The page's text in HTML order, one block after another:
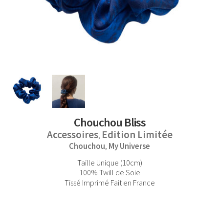
Chouchou Bliss
Accessoires, Edition Limitée
Chouchou, My Universe
Taille Unique (10cm)
100% Twill de Soie
Tissé Imprimé Fait en France